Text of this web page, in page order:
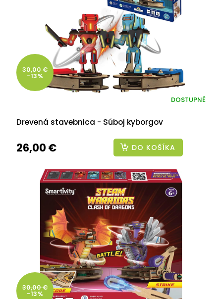
30,00 €
-13%
Drevená stavebnica - Súboj kyborgov
DOSTUPNÉ
26,00 € DO KOŠÍKA
30,00 €
-13%